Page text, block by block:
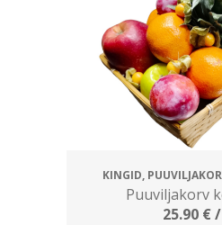
KINGID,
Puuviljakorv
25.90 €/